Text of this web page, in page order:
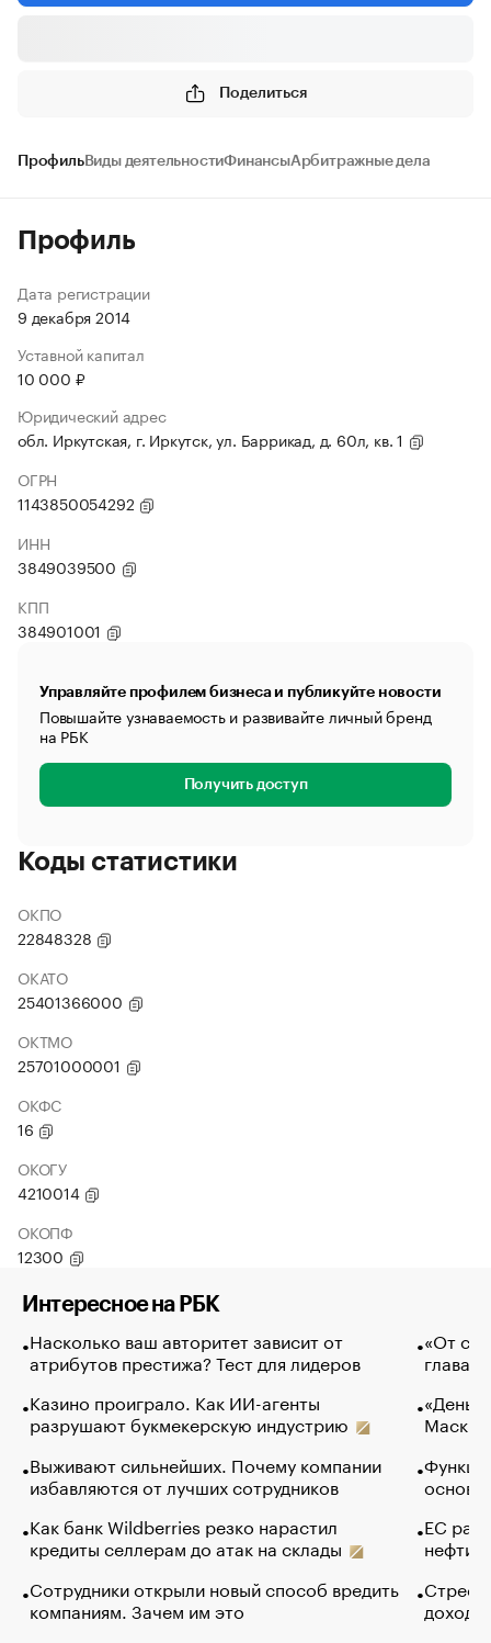
Поделиться
ПрофильВиды деятельностиФинансыАрбитражные дела
Профиль
Дата регистрации
9 декабря 2014
Уставной капитал
10 000 ₽
Юридический адрес
обл. Иркутская, г. Иркутск, ул. Баррикад, д. 60л, кв. 1
ОГРН
1143850054292
ИНН
3849039500
КПП
384901001
Управляйте профилем бизнеса и публикуйте новости
Повышайте узнаваемость и развивайте личный бренд
на РБК
Получить доступ
Коды статистики
ОКПО
22848328
ОКАТО
25401366000
ОКТМО
25701000001
ОКФС
16
ОКОГУ
4210014
ОКОПФ
12300
Интересное на РБК
Насколько ваш авторитет зависит от
атрибутов престижа? Тест для лидеров
Казино проиграло. Как ИИ-агенты
разрушают букмекерскую индустрию
Выживают сильнейших. Почему компании
избавляются от лучших сотрудников
Как банк Wildberries резко нарастил
кредиты селлерам до атак на склады
Сотрудники открыли новый способ вредить
компаниям. Зачем им это
«От
глава
Маск в
основ
ЕС
нефти